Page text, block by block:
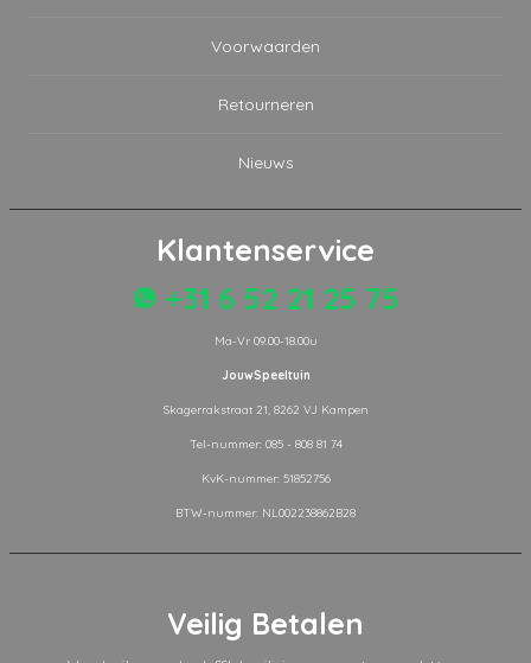
Voorwaarden
Retourneren
Nieuws
Klantenservice
+31 6 52 21 25 75
Ma-Vr 09.00-18.00u
JouwSpeeltuin
Skagerrakstraat 21, 8262 VJ Kampen
Tel-nummer: 085 - 808 81 74
KvK-nummer: 51852756
BTW-nummer: NL002238862B28
Veilig Betalen